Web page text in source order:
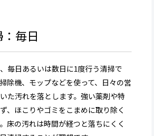
毎日
毎日あるいは数日に1度行う清掃で
除機、モップなどを使って、日々の営
た汚れを落とします。強い薬剤や特
、ほこりやゴミをこまめに取り除く
床の汚れは時間が経つと落ちにくく